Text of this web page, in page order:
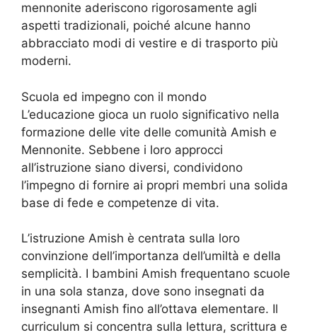
mennonite aderiscono rigorosamente agli
aspetti tradizionali, poiché alcune hanno
abbracciato modi di vestire e di trasporto più
moderni.
Scuola ed impegno con il mondo
L’educazione gioca un ruolo significativo nella
formazione delle vite delle comunità Amish e
Mennonite. Sebbene i loro approcci
all’istruzione siano diversi, condividono
l’impegno di fornire ai propri membri una solida
base di fede e competenze di vita.
L’istruzione Amish è centrata sulla loro
convinzione dell’importanza dell’umiltà e della
semplicità. I bambini Amish frequentano scuole
in una sola stanza, dove sono insegnati da
insegnanti Amish fino all’ottava elementare. Il
curriculum si concentra sulla lettura, scrittura e